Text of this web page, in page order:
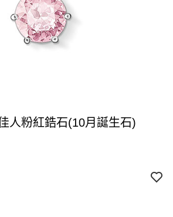
人粉紅鋯石(10月誕生石)